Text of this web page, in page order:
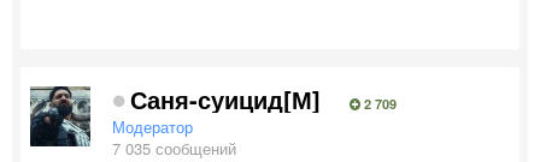
Саня-суицид[М] 2 709
Модератор
7 035 сообщений